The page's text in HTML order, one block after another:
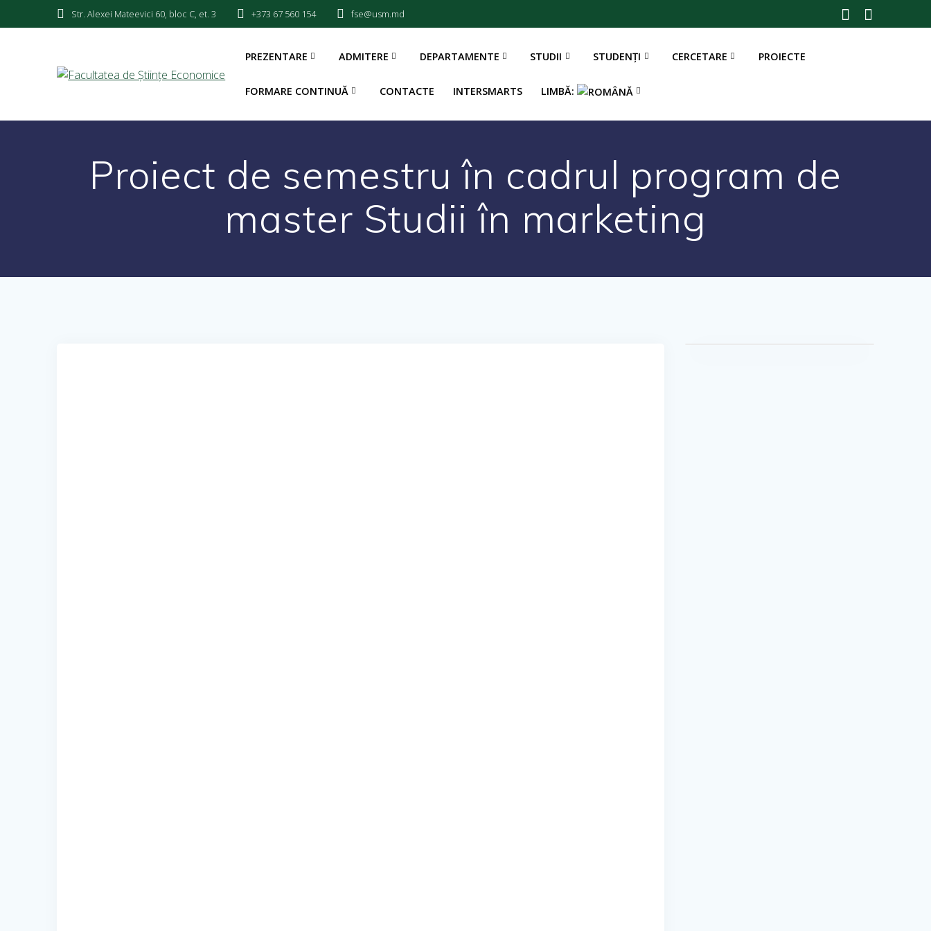
Str. Alexei Mateevici 60, bloc C, et. 3 +373 67 560 154 fse@usm.md
PREZENTARE ADMITERE DEPARTAMENTE STUDII STUDENȚI CERCETARE PROIECTE
FORMARE CONTINUĂ CONTACTE INTERSMARTS LIMBĂ:
Proiect de semestru în cadrul program de
master Studii în marketing